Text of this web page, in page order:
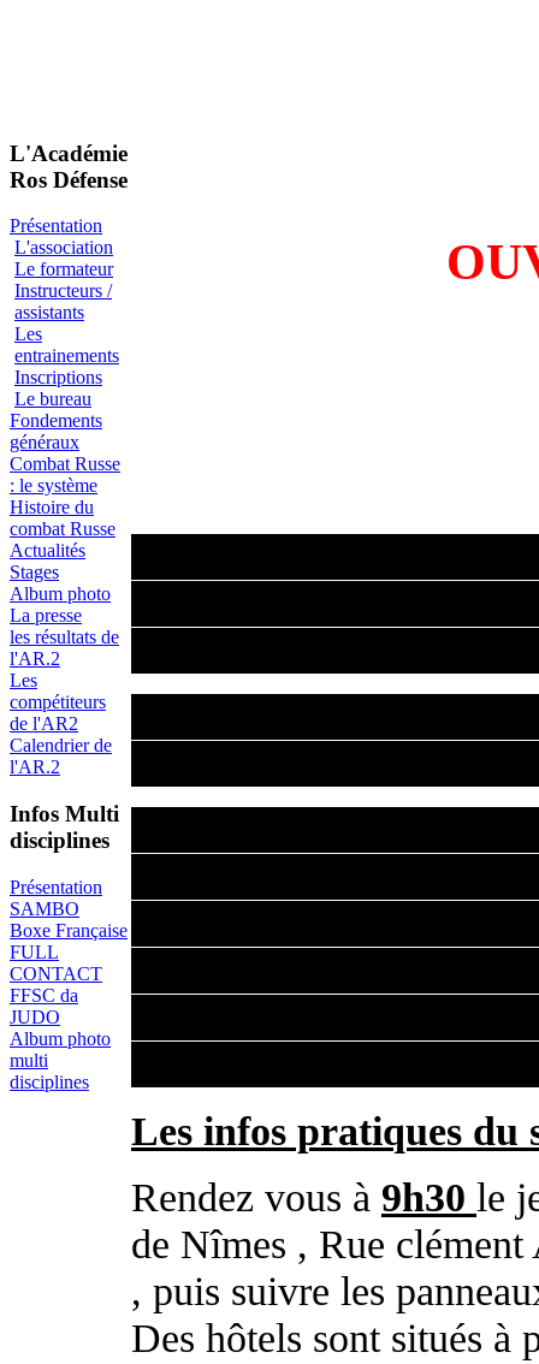
L'Académie
Ros Défense
Présentation
L'association
Le formateur
Instructeurs /
assistants
Les
entrainements
Inscriptions
Le bureau
Fondements
généraux
Combat Russe
: le système
Histoire du
combat Russe
Actualités
Stages
Album photo
La presse
les résultats de
l'AR.2
Les
compétiteurs
de l'AR2
Calendrier de
l'AR.2
Infos Multi
disciplines
Présentation
SAMBO
Boxe Française
FULL
CONTACT
FFSC da
JUDO
Album photo
multi
disciplines
Les infos pratiques du
Rendez vous à 9h30 le
de Nîmes , Rue
, puis suivre les
Des hôtels sont situés